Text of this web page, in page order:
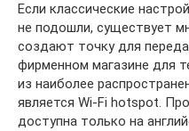
Если классические
не подошли, существует
создают точку для
фирменном магазине для
из наиболее
является Wi-Fi hotspot.
доступна только на